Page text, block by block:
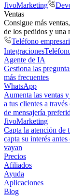
JivoMarketing
Ventas
Consigue más
de los pedidos y una
Teléfono
Integraciones
Agente de IA
Gestiona las
más frecuentes
WhatsApp
Aumenta las ventas
a tus clientes a
de mensajería
JivoMarketing
Capta la atención de
capta su interés antes
vayan
Precios
Afiliados
Ayuda
Aplicaciones
Blog